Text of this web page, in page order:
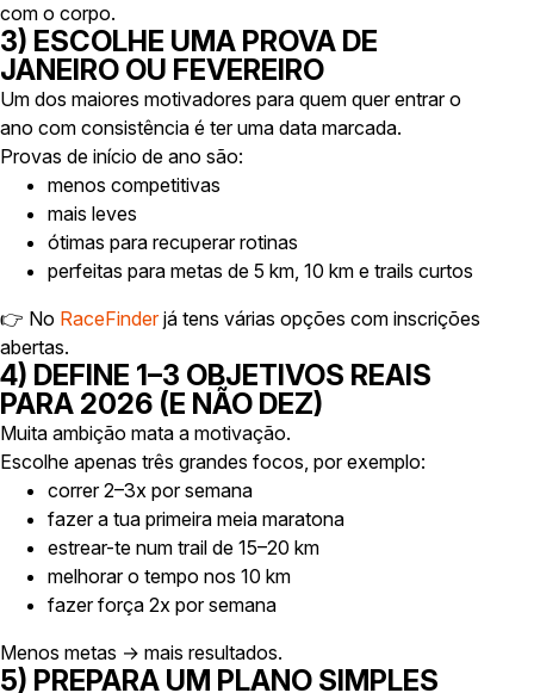
com o corpo.
3) ESCOLHE UMA PROVA DE
JANEIRO OU FEVEREIRO
Um dos maiores motivadores para quem quer entrar o
ano com consistência é teruma data marcada.
Provas de início de ano são:
menos competitivas
mais leves
ótimas para recuperar rotinas
perfeitas para metas de 5 km, 10 km e trails curtos
👉 No RaceFinderjá tens várias opções com inscrições
abertas.
4) DEFINE 1–3 OBJETIVOS REAIS
PARA 2026 (E NÃO DEZ)
Muita ambição mata a motivação.
Escolhe apenas três grandes focos, por exemplo:
correr 2–3x por semana
fazer a tua primeira meia maratona
estrear-te num trail de 15–20 km
melhorar o tempo nos 10 km
fazer força 2x por semana
Menos metas → mais resultados.
5) PREPARA UM PLANO SIMPLES